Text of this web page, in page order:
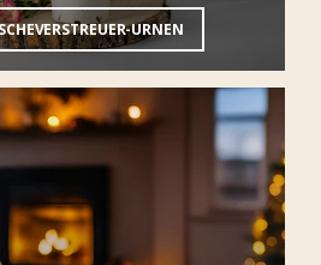
URNEN